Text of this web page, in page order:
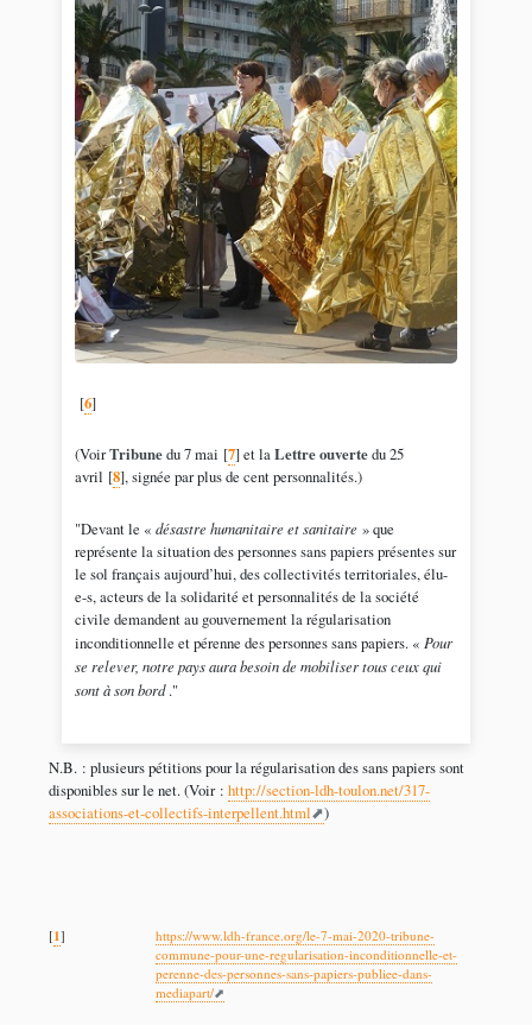
[6]
(VoirTribunedu 7 mai [7]et laLettre ouvertedu 25
avril [8], signée par plus de cent personnalités.)
"Devant le « désastre humanitaire et sanitaire» que
représente la situation des personnes sans papiers présentes sur
le sol français aujourd’hui, des collectivités territoriales, élu-
e-s, acteurs de la solidarité et personnalités de la société
civile demandent au gouvernement la régularisation
inconditionnelle et pérenne des personnes sans papiers. « Pour
se relever, notre pays aura besoin de mobiliser tous ceux qui
sont à son bord."
N.B. : plusieurs pétitions pour la régularisation des sans papiers sont
disponibles sur le net. (Voir : http://section-ldh-toulon.net/317-
associations-et-collectifs-interpellent.html
)
[1]
https://www.ldh-france.org/le-7-mai-2020-tribune-
commune-pour-une-regularisation-inconditionnelle-et-
perenne-des-personnes-sans-papiers-publiee-dans-
mediapart/